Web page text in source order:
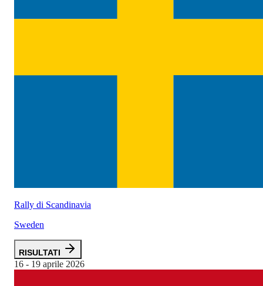
Rally di Scandinavia
Sweden
RISULTATI
16 - 19 aprile 2026